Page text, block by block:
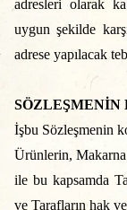
adresleri olarak
uygun şekilde
adrese yapılacak
SÖZLEŞMENİN
İşbu Sözleşmenin
Ürünlerin, Makarna
ile bu kapsamda
ve Tarafların hak